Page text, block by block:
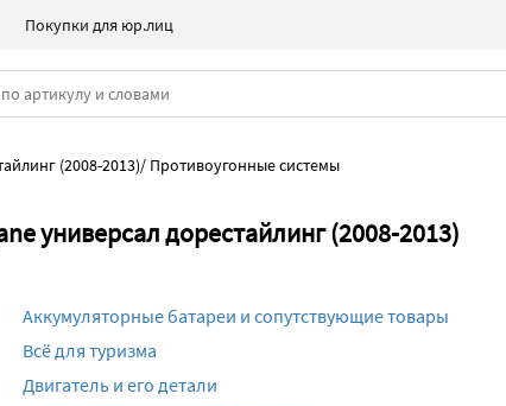
Покупки для юр.лиц
(2008-2013)/ Противоугонные системы
универсал дорестайлинг (2008-2013)
Аккумуляторные батареи и сопутствующие товары
Всё для туризма
Двигатель и его детали